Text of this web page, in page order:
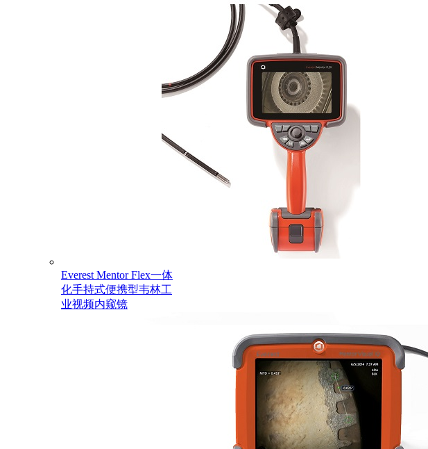
Everest Mentor Flex一体
化手持式便携型韦林工
业视频内窥镜